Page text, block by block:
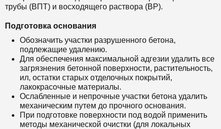
трубы (ВПТ) и восходящего раствора (ВР).
Подготовка основания
Обозначить участки разрушенного бетона,
подлежащие удалению.
Для обеспечения максимальной адгезии удалить все
загрязнения бетонной поверхности, растительность,
ил, остатки старых отделочных покрытий,
лакокрасочные материалы.
Ослабленные и непрочные участки бетона удалить
механическим путем до прочного основания.
При подготовке поверхности под водой применить
методы механической очистки (для локальных